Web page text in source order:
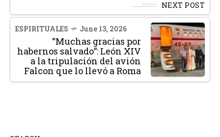
NEXT POST
ESPIRITUALES June 13, 2026
“Muchas gracias por
habernos salvado”: León XIV
a la tripulación del avión
Falcon que lo llevó a Roma